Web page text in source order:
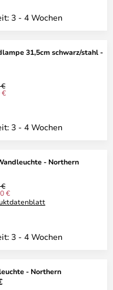
3 - 4 Wochen
31,5cm schwarz/stahl -
€
3 - 4 Wochen
- Northern
€
3 - 4 Wochen
- Northern